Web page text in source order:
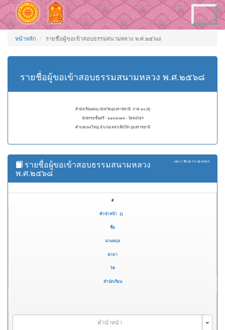
Toggle
navigation
หน้าหลัก รายชื่อผู้ขอเข้าสอบธรรมสนามหลวง พ.ศ.๒๕๖๘
รายชื่อผู้ขอเข้าสอบธรรมสนามหลวง พ.ศ.๒๕๖๘
สำนักเรียนคณะจังหวัดอุบลราชธานี ภาค ๑๐ (ธ)
นักธรรมชั้นตรี - ๖๑๓๘๐๑๓ - วัดหอไตร
ตำบลแพงใหญ่ อำเภอเหล่าเสือโก้ก อุบลราชธานี
แสดง 1 ถึง 22 จาก 22 ผลลัพธ์
รายชื่อผู้ขอเข้าสอบธรรมสนามหลวง
พ.ศ.๒๕๖๘
#
คำนำหน้า
ชื่อ
นามสกุล
ฉายา
วัด
สำนักเรียน
คำนำหน้า